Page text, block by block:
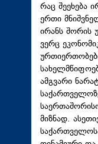
რაც შეეხება
ერთი
ირანს შორის
ვერც
ამგვარი
მიზნად.